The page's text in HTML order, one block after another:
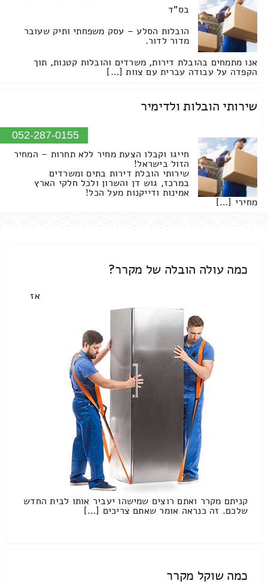
בס"ד
הובלות הסלע – עסק משפחתי ותיק שעובר
מדור לדור.
אנו מתמחים בהובלת דירות, משרדים והובלות קטנות, תוך
הקפדה על עבודה עברית עם צוות […]
שירותי הובלות ולדימיר
052-287-0155
חייגו וקבלו הצעת מחיר ללא תחרות – המחיר
הזול בישראל!
שירותי הובלת דירות בתים ומשרדים
במרכז, גוש דן והשרון ולכל חלקי הארץ
אמינות ודייקנות מעל הכל!
מחירי […]
כמה עולה הובלה של מקרר?
אז
קניתם מקרר ואתם רוצים שמישהו יעביר אותו לבית החדש
שלכם. זה כנראה אומר שאתם צריכים […]
כמה שוקל מקרר